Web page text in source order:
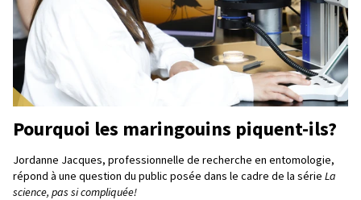
Pourquoi les maringouins piquent-ils?
Jordanne Jacques, professionnelle de recherche en entomologie,
répond à une question du public posée dans le cadre de la série La
science, pas si compliquée!